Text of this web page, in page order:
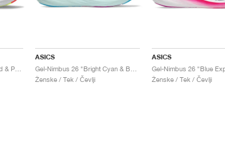
ASICS
Ženske / Tek / Čevlji
ASICS
Ženske / Tek / Čevlji